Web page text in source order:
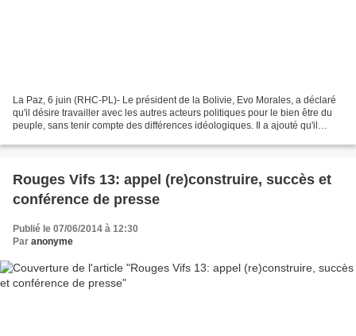
La Paz, 6 juin (RHC-PL)- Le président de la Bolivie, Evo Morales, a déclaré
qu'il désire travailler avec les autres acteurs politiques pour le bien être du
peuple, sans tenir compte des différences idéologiques. Il a ajouté qu'il
Rouges Vifs 13: appel (re)construire, succès et
conférence de presse
Publié le 07/06/2014 à 12:30
Par anonyme